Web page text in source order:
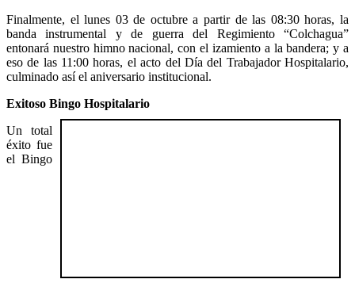
Finalmente, el lunes 03 de octubre a partir de las 08:30 horas, la
banda instrumental y de guerra del Regimiento “Colchagua”
entonará nuestro himno nacional, con el izamiento a la bandera; y a
eso de las 11:00 horas, el acto del Día del Trabajador Hospitalario,
culminado así el aniversario institucional.
Exitoso Bingo Hospitalario
Un total
éxito fue
el Bingo